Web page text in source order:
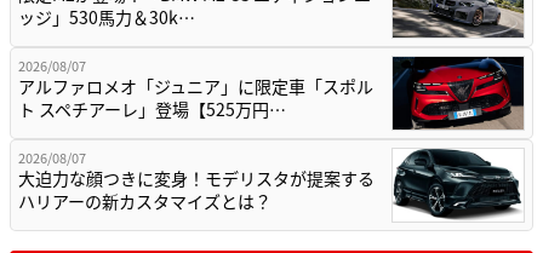
ッジ」530馬力＆30k…
2026/08/07
アルファロメオ「ジュニア」に限定車「スポル
ト スペチアーレ」登場【525万円…
2026/08/07
大迫力な顔つきに変身！モデリスタが提案する
ハリアーの新カスタマイズとは？